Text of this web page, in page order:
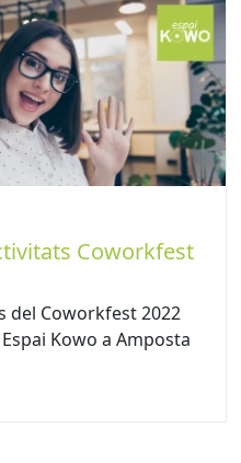
Coworkfest
del Coworkfest 2022
Kowo a Amposta